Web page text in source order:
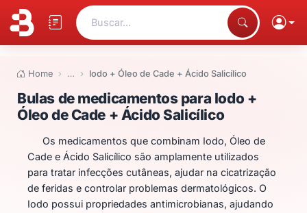
Buscar...
Home … Iodo + Óleo de Cade + Ácido Salicílico
Bulas de medicamentos para
Bulas de medicamentos para Iodo +
Óleo de Cade + Ácido Salicílico
Os medicamentos que combinam Iodo, Óleo de
Cade e Ácido Salicílico são amplamente utilizados
para tratar infecções cutâneas, ajudar na cicatrização
de feridas e controlar problemas dermatológicos. O
Iodo possui propriedades antimicrobianas, ajudando